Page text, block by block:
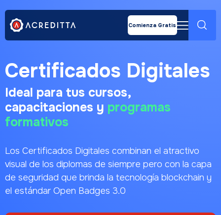
Certificados Digitales
Microcredenciales
Títulos profesionales con Blockchain
Educación Superior
Capacitación Corporativa
Proveedores de formación
Precios
Blog
Diagnóstico
Curso
Iniciar Sesión
Soy Organización
Español
English
Comienza Gratis
Certificados Digitales
Ideal para tus cursos,
capacitaciones y programas
formativos
Los Certificados Digitales combinan el atractivo
visual de los diplomas de siempre pero con la capa
de seguridad que brinda la tecnología blockchain y
el estándar Open Badges 3.0